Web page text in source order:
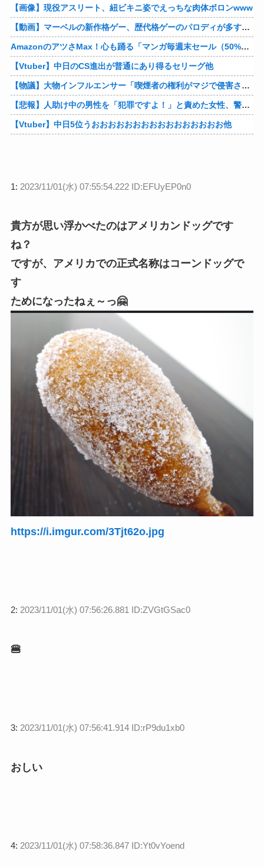
【画像】現役アスリート、紐ビキニ姿でえっちな肉体ボロンwww
【動画】マーベルの新作格ゲー、歴代格ゲーのパロディが多すぎて話題にwwwwwww
AmazonのアツさMax！心も踊る「マンガ毎週末セール（50%還元）」2日目襲来！他
【Vtuber】中日のCS進出が普通にあり得るセリーグ他
【物議】大物インフルエンサー「喫煙者の権利がマジで侵害されてる。いくら税金払ってるんだ」他
【悲報】人助け中の男性を「犯罪ですよ！」と責めた女性、警察が来た瞬間逃げる他
【Vtuber】中日5位うおおおおおおおおおおおおおおおお他
1: 2023/11/01(水) 07:55:54.222 ID:EFUyEP0n0
貴方が思い浮かべたのはアメリカンドッグです
ね？
ですが、アメリカでの正式名称はコーンドッグで
す
ためになったねぇ～っ🤗
https://i.imgur.com/3Tjt62o.jpg
2: 2023/11/01(水) 07:56:26.881 ID:ZVGtGSac0
🍔
3: 2023/11/01(水) 07:56:41.914 ID:rP9du1xb0
おしい
4: 2023/11/01(水) 07:58:36.847 ID:Yt0vYoend